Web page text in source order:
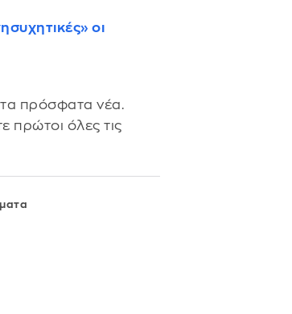
οι
τα πρόσφατα νέα.
πρώτοι όλες τις